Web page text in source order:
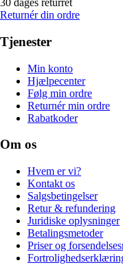
30 dages returret
Returnér din ordre
Tjenester
Min konto
Hjælpecenter
Følg min ordre
Returnér min ordre
Rabatkoder
Om os
Hvem er vi?
Kontakt os
Salgsbetingelser
Retur & refundering
Juridiske oplysninger
Betalingsmetoder
Priser og